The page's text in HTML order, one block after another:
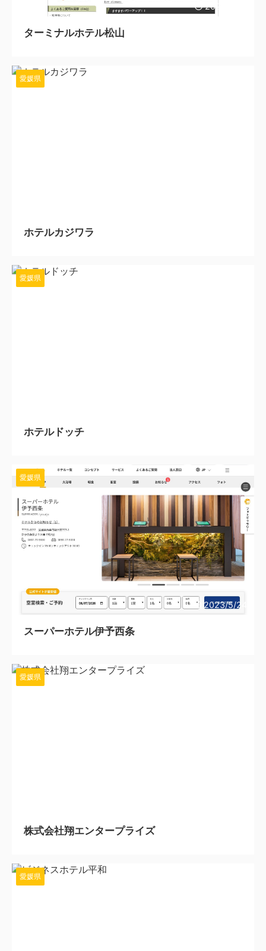
2024/2/15
ターミナルホテル松山
愛媛県
ホテルカジワラ
愛媛県
ホテルドッチ
2023/5/24
愛媛県
スーパーホテル伊予西条
愛媛県
株式会社翔エンタープライズ
愛媛県